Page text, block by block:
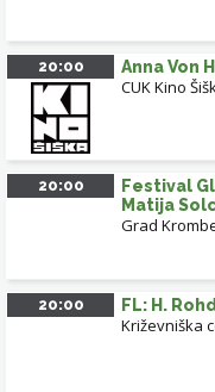
20:00 Anna Von
CUK Kino
20:00
Festival
Matija
Grad
20:00 FL: H.
Križevniška